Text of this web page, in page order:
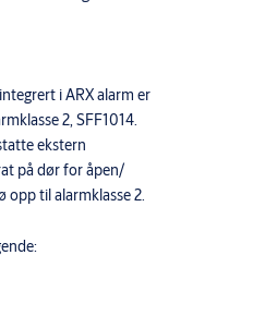
i ARX alarm er
2, SFF1014.
ekstern
på dør for åpen/
opp til alarmklasse 2.